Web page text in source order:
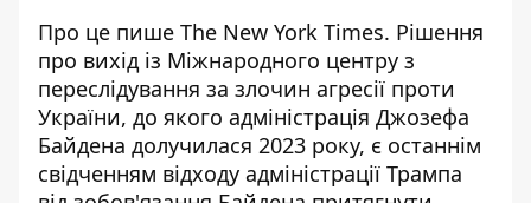
Про це пише The New York Times. Рішення
про вихід із Міжнародного центру з
переслідування за злочин агресії проти
України, до якого адміністрація Джозефа
Байдена долучилася 2023 року, є останнім
свідченням відходу адміністрації Трампа